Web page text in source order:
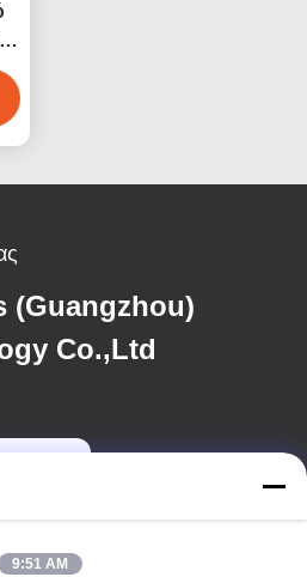
(Guangzhou)
Co.,Ltd
9:51 AM